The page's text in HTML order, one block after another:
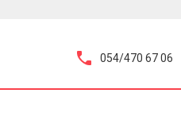
054/470 67 06